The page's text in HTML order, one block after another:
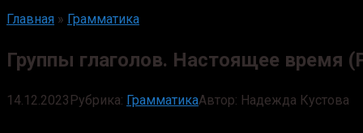
Главная » Грамматика
Группы глаголов. Настоящее время
14.12.2023 Рубрика: ГрамматикаАвтор: Надежда Кустова